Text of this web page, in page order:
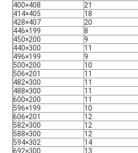
400×408
21
414×405
18
428×407
20
446×199
8
450×200
9
440×300
11
496×199
9
500×200
10
506×201
11
482×300
11
488×300
11
600×200
11
596×199
10
606×201
12
582×300
12
588×300
12
594×302
14
692×300
13